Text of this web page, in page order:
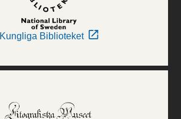
Kungliga Biblioteket